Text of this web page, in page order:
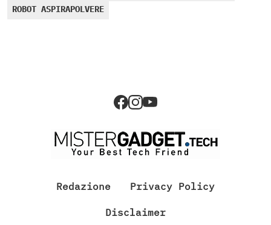
ROBOT ASPIRAPOLVERE
Redazione Privacy Policy
Disclaimer